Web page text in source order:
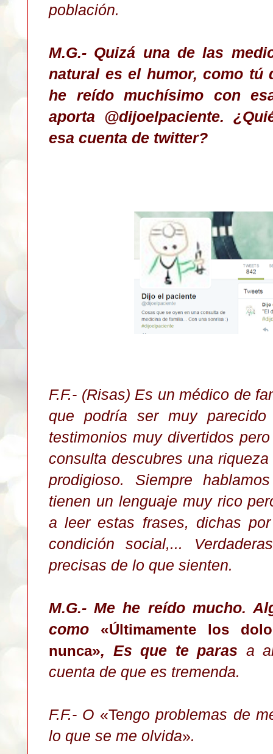
población.
M.G.- Quizá una de las
natural es el humor, como tú
he reído muchísimo con
aporta @dijoelpaciente.
esa cuenta de twitter?
F.F.- (Risas) Es un médico de
que podría ser muy
testimonios muy divertidos
consulta descubres una
prodigioso. Siempre
tienen un lenguaje muy rico
a leer estas frases, dichas
condición social,...
precisas de lo que sienten.
M.G.- Me he reído mucho.
como «Últimamente los
nunca», Es que te paras a
cuenta de que es tremenda.
F.F.- O «Tengo problemas de
lo que se me olvida».